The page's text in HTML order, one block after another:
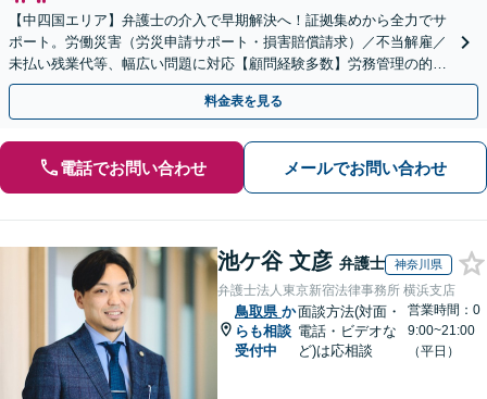
【中四国エリア】弁護士の介入で早期解決へ！証拠集めから全力でサ
ポート。労働災害（労災申請サポート・損害賠償請求）／不当解雇／
未払い残業代等、幅広い問題に対応【顧問経験多数】労務管理の的確
なアドバイスに注力【夜間・休日対応】【岡山駅10分】
料金表を見る
電話でお問い合わせ メールでお問い合わせ
池ケ谷 文彦 弁護士 神奈川県
弁護士法人東京新宿法律事務所 横浜支店
鳥取県 か
らも相談
受付中
面談方法(対面・
電話・ビデオな
ど)は応相談
営業時間：0
9:00~21:00
（平日）